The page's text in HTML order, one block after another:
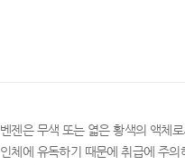
벤젠은 무색 또는 엷은 황색의 액체
인체에 유독하기 때문에 취급에 주